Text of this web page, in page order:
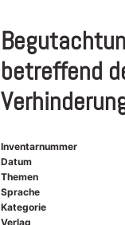
betreffend
Inventarnummer
Datum
Themen
Sprache
Kategorie
Verlag